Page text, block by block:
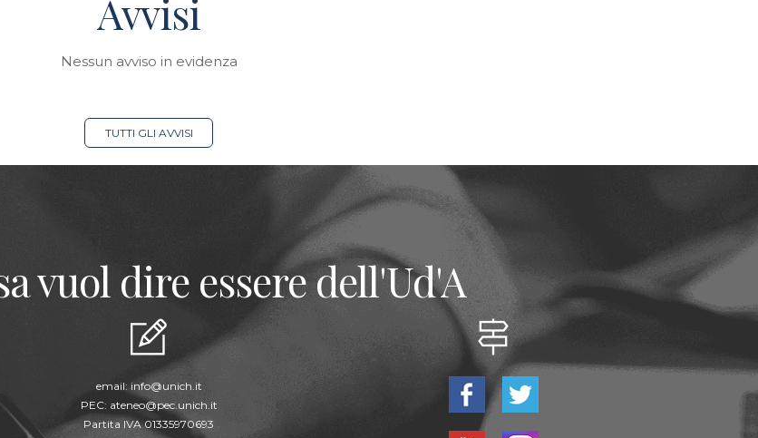
Avvisi
Nessun avviso in evidenza
TUTTI GLI AVVISI
vuol dire essere dell'Ud'A
email:info@unich.it
PEC: ateneo@pec.unich.it
Partita IVA 01335970693